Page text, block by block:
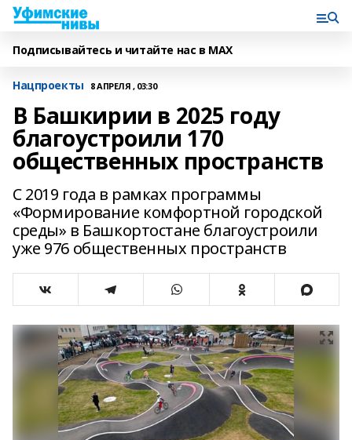
Подписывайтесь и читайте нас в MAX
Нацпроекты 8 АПРЕЛЯ , 03:30
В Башкирии в 2025 году
благоустроили 170
общественных пространств
С 2019 года в рамках программы
«Формирование комфортной городской
среды» в Башкортостане благоустроили
уже 976 общественных пространств